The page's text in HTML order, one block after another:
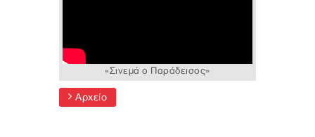
«Σινεμά ο Παράδεισος»
Αρχείο